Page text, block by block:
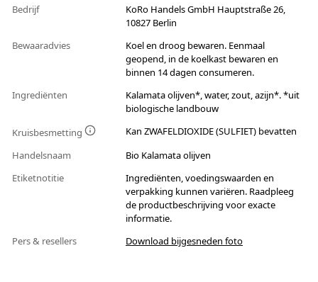
Bedrijf
KoRo Handels GmbH Hauptstraße 26,
10827 Berlin
Bewaaradvies
Koel en droog bewaren. Eenmaal
geopend, in de koelkast bewaren en
binnen 14 dagen consumeren.
Ingrediënten
Kalamata olijven*, water, zout, azijn*. *uit
biologische landbouw
Kruisbesmetting
Kan ZWAFELDIOXIDE (SULFIET) bevatten
Handelsnaam
Bio Kalamata olijven
Etiketnotitie
Ingrediënten, voedingswaarden en
verpakking kunnen variëren. Raadpleeg
de productbeschrijving voor exacte
informatie.
Pers & resellers
Download bijgesneden foto